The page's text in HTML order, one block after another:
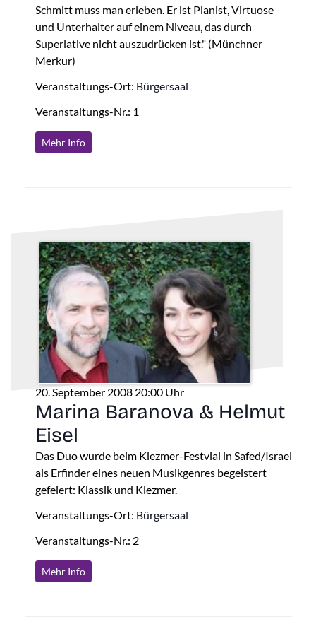
Schmitt muss man erleben. Er ist Pianist, Virtuose
und Unterhalter auf einem Niveau, das durch
Superlative nicht auszudrücken ist." (Münchner
Merkur)
Veranstaltungs-Ort: Bürgersaal
Veranstaltungs-Nr.: 1
Mehr Info
20. September 2008 20:00 Uhr
Marina Baranova & Helmut
Eisel
Das Duo wurde beim Klezmer-Festvial in Safed/Israel
als Erfinder eines neuen Musikgenres begeistert
gefeiert: Klassik und Klezmer.
Veranstaltungs-Ort: Bürgersaal
Veranstaltungs-Nr.: 2
Mehr Info